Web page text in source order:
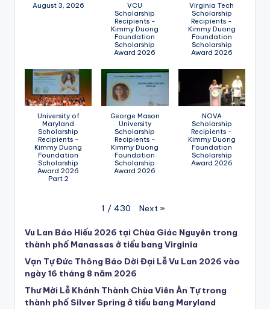
August 3, 2026
VCU
Scholarship
Recipients -
Kimmy Duong
Foundation
Scholarship
Award 2026
Virginia Tech
Scholarship
Recipients -
Kimmy Duong
Foundation
Scholarship
Award 2026
University of
Maryland
Scholarship
Recipients -
Kimmy Duong
Foundation
Scholarship
Award 2026
Part 2
George Mason
University
Scholarship
Recipients -
Kimmy Duong
Foundation
Scholarship
Award 2026
NOVA
Scholarship
Recipients -
Kimmy Duong
Foundation
Scholarship
Award 2026
1 / 430 Next »
Vu Lan Báo Hiếu 2026 tại Chùa Giác Nguyên trong
thành phố Manassas ở tiểu bang Virginia
Vạn Tự Đức Thông Báo Dời Đại Lễ Vu Lan 2026 vào
ngày 16 tháng 8 năm 2026
Thư Mời Lễ Khánh Thành Chùa Viên Ân Tự trong
thành phố Silver Spring ở tiểu bang Maryland